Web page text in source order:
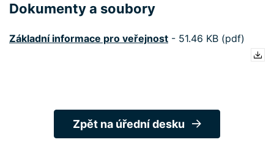
Dokumenty a soubory
Základní informace pro veřejnost - 51.46 KB (pdf)
Zpět na úřední desku